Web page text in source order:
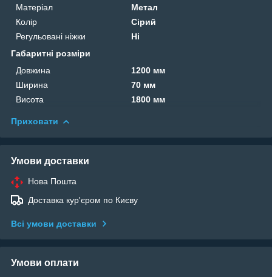
Матеріал
Метал
Колір
Сірий
Регульовані ніжки
Ні
Габаритні розміри
Довжина
1200 мм
Ширина
70 мм
Висота
1800 мм
Приховати
Умови доставки
Нова Пошта
Доставка кур'єром по Києву
Всі умови доставки
Умови оплати